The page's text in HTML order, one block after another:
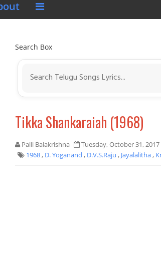
Search Box
Tikka Shankaraiah (1968)
Palli Balakrishna
Tuesday, October 31, 2017
1968, D. Yoganand , D.V.S.Raju , Jayalalitha,